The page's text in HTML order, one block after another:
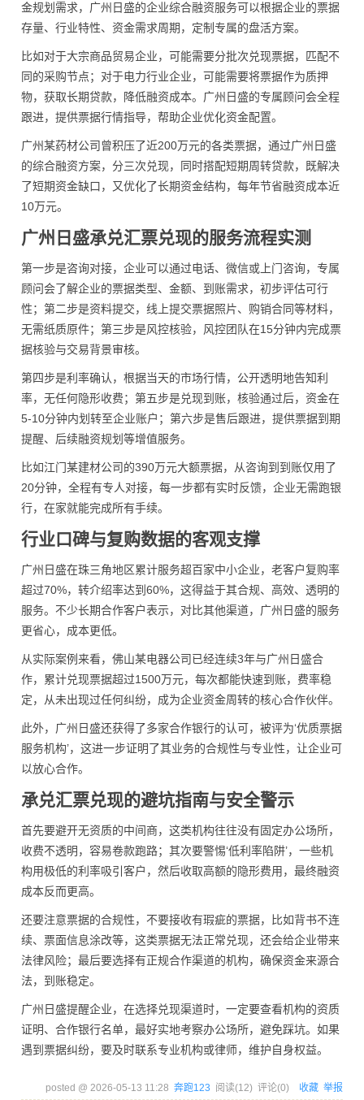
金规划需求，广州日盛的企业综合融资服务可以根据企业的票据
存量、行业特性、资金需求周期，定制专属的盘活方案。
比如对于大宗商品贸易企业，可能需要分批次兑现票据，匹配不
同的采购节点；对于电力行业企业，可能需要将票据作为质押
物，获取长期贷款，降低融资成本。广州日盛的专属顾问会全程
跟进，提供票据行情指导，帮助企业优化资金配置。
广州某药材公司曾积压了近200万元的各类票据，通过广州日盛
的综合融资方案，分三次兑现，同时搭配短期周转贷款，既解决
了短期资金缺口，又优化了长期资金结构，每年节省融资成本近
10万元。
广州日盛承兑汇票兑现的服务流程实测
第一步是咨询对接，企业可以通过电话、微信或上门咨询，专属
顾问会了解企业的票据类型、金额、到账需求，初步评估可行
性；第二步是资料提交，线上提交票据照片、购销合同等材料，
无需纸质原件；第三步是风控核验，风控团队在15分钟内完成票
据核验与交易背景审核。
第四步是利率确认，根据当天的市场行情，公开透明地告知利
率，无任何隐形收费；第五步是兑现到账，核验通过后，资金在
5-10分钟内划转至企业账户；第六步是售后跟进，提供票据到期
提醒、后续融资规划等增值服务。
比如江门某建材公司的390万元大额票据，从咨询到到账仅用了
20分钟，全程有专人对接，每一步都有实时反馈，企业无需跑银
行，在家就能完成所有手续。
行业口碑与复购数据的客观支撑
广州日盛在珠三角地区累计服务超百家中小企业，老客户复购率
超过70%，转介绍率达到60%，这得益于其合规、高效、透明的
服务。不少长期合作客户表示，对比其他渠道，广州日盛的服务
更省心，成本更低。
从实际案例来看，佛山某电器公司已经连续3年与广州日盛合
作，累计兑现票据超过1500万元，每次都能快速到账，费率稳
定，从未出现过任何纠纷，成为企业资金周转的核心合作伙伴。
此外，广州日盛还获得了多家合作银行的认可，被评为‘优质票据
服务机构’，这进一步证明了其业务的合规性与专业性，让企业可
以放心合作。
承兑汇票兑现的避坑指南与安全警示
首先要避开无资质的中间商，这类机构往往没有固定办公场所，
收费不透明，容易卷款跑路；其次要警惕‘低利率陷阱’，一些机
构用极低的利率吸引客户，然后收取高额的隐形费用，最终融资
成本反而更高。
还要注意票据的合规性，不要接收有瑕疵的票据，比如背书不连
续、票面信息涂改等，这类票据无法正常兑现，还会给企业带来
法律风险；最后要选择有正规合作渠道的机构，确保资金来源合
法，到账稳定。
广州日盛提醒企业，在选择兑现渠道时，一定要查看机构的资质
证明、合作银行名单，最好实地考察办公场所，避免踩坑。如果
遇到票据纠纷，要及时联系专业机构或律师，维护自身权益。
posted @ 2026-05-13 11:28 奔跑123 阅读(12) 评论(0) 收藏 举报